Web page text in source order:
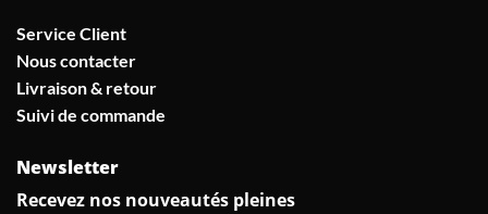
Service Client
Nous contacter
Livraison & retour
Suivi de commande
Newsletter
Recevez nos nouveautés pleines